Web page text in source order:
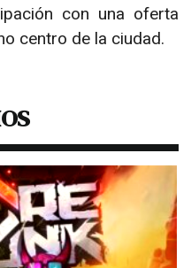
con una oferta
centro de la ciudad.